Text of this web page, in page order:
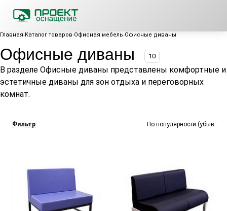
Главная Каталог товаров Офисная мебель Офисные диваны
Офисные диваны 10
В разделе Офисные диваны представлены комфортные и
эстетичные диваны для зон отдыха и переговорных
комнат.
Фильтр По популярности